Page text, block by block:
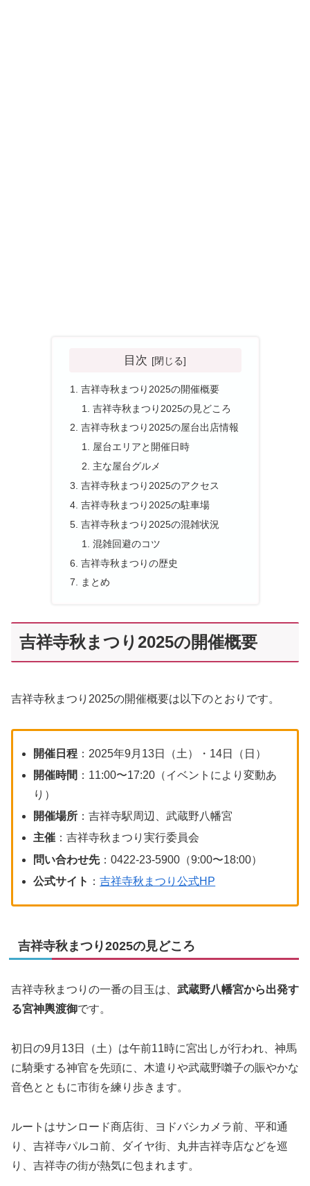
目次
吉祥寺秋まつり2025の開催概要
吉祥寺秋まつり2025の見どころ
吉祥寺秋まつり2025の屋台出店情報
屋台エリアと開催日時
主な屋台グルメ
吉祥寺秋まつり2025のアクセス
吉祥寺秋まつり2025の駐車場
吉祥寺秋まつり2025の混雑状況
混雑回避のコツ
吉祥寺秋まつりの歴史
まとめ
吉祥寺秋まつり2025の開催概要
吉祥寺秋まつり2025の開催概要は以下のとおりです。
開催日程 ：2025年9月13日（土）・14日（日）
開催時間 ：11:00〜17:20（イベントにより変動あ
り）
開催場所 ：吉祥寺駅周辺、武蔵野八幡宮
主催 ：吉祥寺秋まつり実行委員会
問い合わせ先：0422-23-5900（9:00〜18:00）
公式サイト ：吉祥寺秋まつり公式HP
吉祥寺秋まつり2025の見どころ
吉祥寺秋まつりの一番の目玉は、 武蔵野八幡宮から出発す
る宮神輿渡御です。
初日の9月13日（土）は午前11時に宮出しが行われ、神馬
に騎乗する神官を先頭に、木遣りや武蔵野囃子の賑やかな
音色とともに市街を練り歩きます。
ルートはサンロード商店街、ヨドバシカメラ前、平和通
り、吉祥寺パルコ前、ダイヤ街、丸井吉祥寺店などを巡
り、吉祥寺の街が熱気に包まれます。